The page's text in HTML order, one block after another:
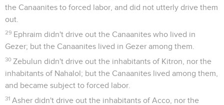
the Canaanites to forced labor, and did not utterly drive them
out.
29 Ephraim didn't drive out the Canaanites who lived in
Gezer; but the Canaanites lived in Gezer among them.
30 Zebulun didn't drive out the inhabitants of Kitron, nor the
inhabitants of Nahalol; but the Canaanites lived among them,
and became subject to forced labor.
31 Asher didn't drive out the inhabitants of Acco, nor the